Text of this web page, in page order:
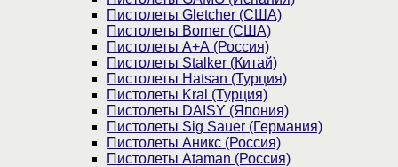
Пистолеты Gletcher (США)
Пистолеты Borner (США)
Пистолеты А+А (Россия)
Пистолеты Stalker (Китай)
Пистолеты Hatsan (Турция)
Пистолеты Kral (Турция)
Пистолеты DAISY (Япония)
Пистолеты Sig Sauer (Германия)
Пистолеты Аникс (Россия)
Пистолеты Ataman (Россия)